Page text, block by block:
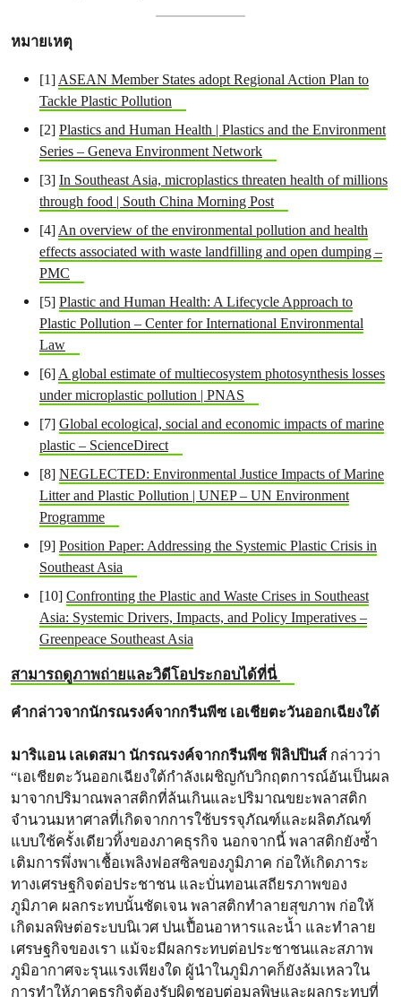
หมายเหตุ
[1]ASEAN Member States adopt Regional Action Plan to
Tackle Plastic Pollution
[2] Plastics and Human Health | Plastics and the Environment
Series – Geneva Environment Network
[3] In Southeast Asia, microplastics threaten health of millions
through food | South China Morning Post
[4]An overview of the environmental pollution and health
effects associated with waste landfilling and open dumping –
PMC
[5] Plastic and Human Health: A Lifecycle Approach to
Plastic Pollution – Center for International Environmental
Law
[6]A global estimate of multiecosystem photosynthesis losses
under microplastic pollution | PNAS
[7] Global ecological, social and economic impacts of marine
plastic – ScienceDirect
[8] NEGLECTED: Environmental Justice Impacts of Marine
Litter and Plastic Pollution | UNEP – UN Environment
Programme
[9] Position Paper: Addressing the Systemic Plastic Crisis in
Southeast Asia
[10] Confronting the Plastic and Waste Crises in Southeast
Asia: Systemic Drivers, Impacts, and Policy Imperatives –
Greenpeace Southeast Asia
สามารถดูภาพถ่ายและวิดีโอประกอบได้ที่นี่
คำกล่าวจากนักรณรงค์จากกรีนพีซ เอเชียตะวันออกเฉียงใต้
มาริแอน เลเดสมา นักรณรงค์จากกรีนพีซ ฟิลิปปินส์ กล่าวว่า
“เอเชียตะวันออกเฉียงใต้กำลังเผชิญกับวิกฤตการณ์อันเป็นผล
มาจากปริมาณพลาสติกที่ล้นเกินและปริมาณขยะพลาสติก
จำนวนมหาศาลที่เกิดจากการใช้บรรจุภัณฑ์และผลิตภัณฑ์
แบบใช้ครั้งเดียวทิ้งของภาคธุรกิจ นอกจากนี้ พลาสติกยังซ้ำ
เติมการพึ่งพาเชื้อเพลิงฟอสซิลของภูมิภาค ก่อให้เกิดภาระ
ทางเศรษฐกิจต่อประชาชน และบั่นทอนเสถียรภาพของ
ภูมิภาค ผลกระทบนั้นชัดเจน พลาสติกทำลายสุขภาพ ก่อให้
เกิดมลพิษต่อระบบนิเวศ ปนเปื้อนอาหารและน้ำ และทำลาย
เศรษฐกิจของเรา แม้จะมีผลกระทบต่อประชาชนและสภาพ
ภูมิอากาศจะรุนแรงเพียงใด ผู้นำในภูมิภาคก็ยังล้มเหลวใน
การทำให้ภาคธุรกิจต้องรับผิดชอบต่อมลพิษและผลกระทบที่